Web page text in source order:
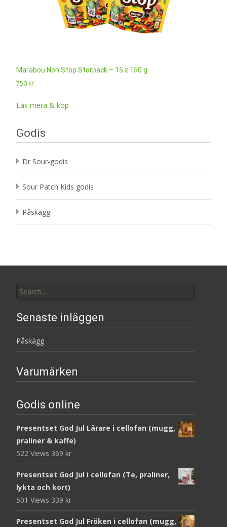
Marabou Non Stop Storpack – 15 x 150 g
750 kr
Läs mera & köp
Godis
Dr Sour-godis
Sour Patch Kids godis
Påskägg
for:
Senaste inläggen
Påskägg
Varumärken
Godis online
Presentset God Jul Lärare i cellofan (mugg,
praliner & kaffe)
522 Views 369 kr
Presentset God Jul i cellofan (Te, praliner,
lykta och kort)
501 Views 339 kr
Presentset God Jul Fröken i cellofan (mugg,